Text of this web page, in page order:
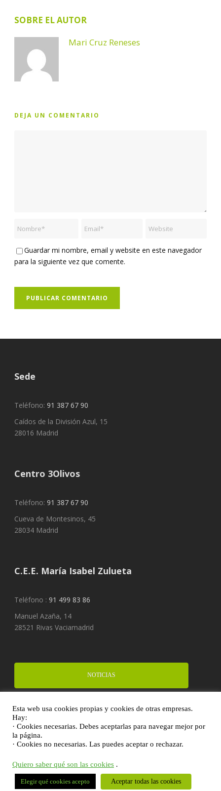
SOBRE EL AUTOR
Mari Cruz Reneses
DEJA UN COMENTARIO
Guardar mi nombre, email y website en este navegador
para la siguiente vez que comente.
Sede
Teléfono: 91 387 67 90
Caídos de la División Azul, 15
28016 Madrid
Centro 3Olivos
Teléfono: 91 387 67 90
Cueva de Montesinos, 45
28034 Madrid
C.E.E. María Isabel Zulueta
Teléfono : 91 499 83 86
Manuel Azaña, 14
28521 Rivas Vaciamadrid
NOTICIAS
FINANCIA UN PROYECTO
DONA
Esta web usa cookies propias y cookies de otras empresas.
Hay:
· Cookies necesarias. Debes aceptarlas para navegar mejor por
la página.
· Cookies no necesarias. Las puedes aceptar o rechazar.
Quiero saber qué son las cookies .
Elegir qué cookies acepto Aceptar todas las cookies